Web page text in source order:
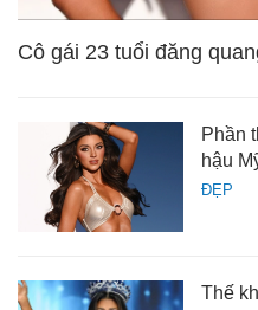
Cô gái 23 tuổi đăng
ĐẸP
Phần
hậu
Thế